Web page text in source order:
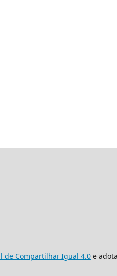
de Compartilhar Igual 4.0 e